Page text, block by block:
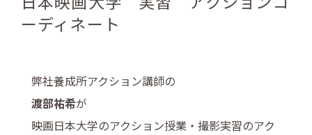
ーディネート
弊社養成所アクション講師の
渡部祐希が
映画日本大学のアクション授業・撮影実習のアク